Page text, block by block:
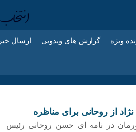
ویژه گزارش های ویدویی ارسال خبر
از روحانی برای مناظره
در نامه ای حسن روحانی رئیس